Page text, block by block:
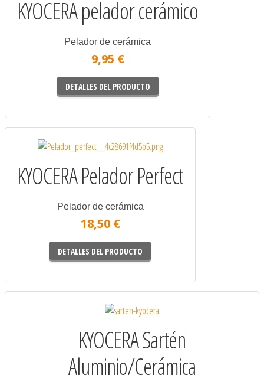
KYOCERA pelador cerámico
Pelador de cerámica
9,95 €
DETALLES DEL PRODUCTO
KYOCERA Pelador Perfect
Pelador de cerámica
18,50 €
DETALLES DEL PRODUCTO
KYOCERA Sartén
Aluminio/Cerámica